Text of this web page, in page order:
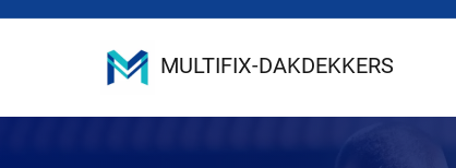
MULTIFIX-DAKDEKKERS